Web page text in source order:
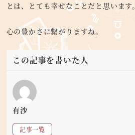
とは、とても幸せなことだと思います。
心の豊かさに繋がりますね。
この記事を書いた人
有沙
記事一覧